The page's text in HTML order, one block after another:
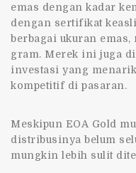
emas dengan kadar
dengan sertifikat
berbagai ukuran
gram. Merek ini juga
investasi yang
kompetitif di pasaran.
Meskipun EOA Gold
distribusinya belum
mungkin lebih sulit